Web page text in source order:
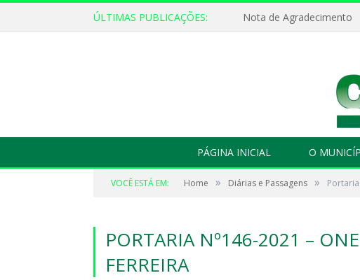
ÚLTIMAS PUBLICAÇÕES: Nota de Agradecimento
PÁGINA INICIAL O
VOCÊ ESTÁ EM: Home » Diárias e Passagens »
PORTARIA Nº146-2021 –
FERREIRA